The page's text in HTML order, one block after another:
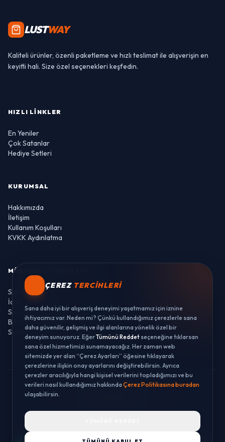
LUSTWAY
Kaliteli ürünler, özenli paketleme ve hızlı teslimat ile alışverişin en
keyifli hali. Size özel seçenekleri keşfedin.
HIZLI LINKLER
En Yeniler
Çok Satanlar
Hediye Setleri
KURUMSAL
Hakkımızda
İletişim
Kullanım Koşulları
KVKK Aydınlatma
MÜŞTERI HIZMETLERI
Sipariş Takibi
İade ve Değişim
Sıkça Sorulan Sorular
Banka Hesaplarımız
Sipariş Takibi
© 2026 LUSTWAY. TÜM HAKLARI SAKLIDIR.
ÇEREZ TERCIHLERI
Sana daha iyi bir alışveriş deneyimi yaşatmamız için iznine
ihtiyacımız var. Neden mi? Çünkü kullandığımız çerezlerle sana
daha güvenilir, gelişmiş ve ilgi alanlarına yönelik özel bir
deneyim sunuyoruz. EğerTümünü Reddet seçeneğine tıklarsan
sana özel hizmetimizi sunamayacağız. Her zaman web
sitemizde yer alan “Çerez Ayarları” öğesine tıklayarak
çerezlerine ilişkin onay ayarlarını değiştirebilirsin. Ayrıca
çerezler aracılığıyla hangi kişisel verilerini topladığımızı ve bu
verileri nasıl kullandığımız hakkındaÇerez Politikasına buradan
ulaşabilirsin.